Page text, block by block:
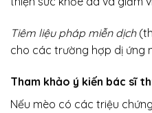
Tiêm liệu pháp miễn dịch
cho các trường hợp dị ứng
Tham khảo ý kiến bác sĩ
Nếu mèo có các triệu